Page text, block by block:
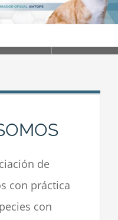
de
con práctica
con